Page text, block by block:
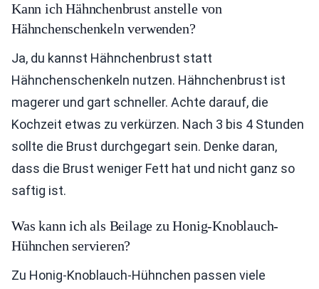
Kann ich Hähnchenbrust anstelle von
Hähnchenschenkeln verwenden?
Ja, du kannst Hähnchenbrust statt
Hähnchenschenkeln nutzen. Hähnchenbrust ist
magerer und gart schneller. Achte darauf, die
Kochzeit etwas zu verkürzen. Nach 3 bis 4 Stunden
sollte die Brust durchgegart sein. Denke daran,
dass die Brust weniger Fett hat und nicht ganz so
saftig ist.
Was kann ich als Beilage zu Honig-Knoblauch-
Hühnchen servieren?
Zu Honig-Knoblauch-Hühnchen passen viele